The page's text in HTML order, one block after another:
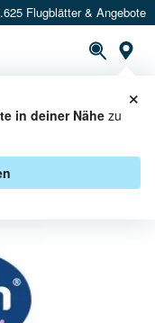
Flugblätter & Angebote
in deiner Nähezu
×